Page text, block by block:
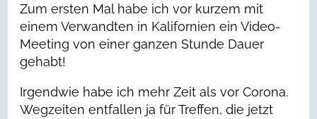
Zum ersten Mal habe ich vor kurzem mit
einem Verwandten in Kalifornien ein Video-
Meeting von einer ganzen Stunde Dauer
gehabt!
Irgendwie habe ich mehr Zeit als vor Corona.
Wegzeiten entfallen ja für Treffen, die jetzt